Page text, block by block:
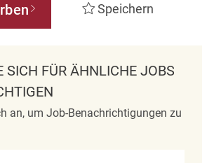
Speichern
SICH FÜR ÄHNLICHE JOBS
an, um Job-Benachrichtigungen zu